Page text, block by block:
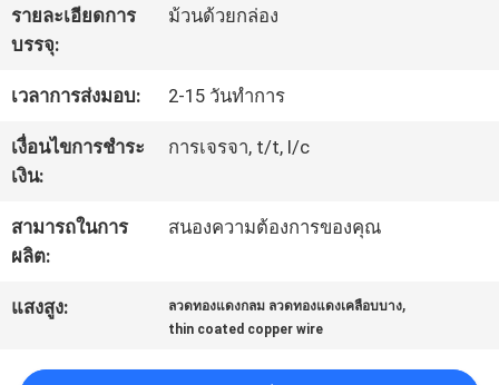
คุณภาพ
ติดต่อ
เรา
รายละเอียดการ
บรรจุ:
ม้วนด้วยกล่อง
เวลาการส่งมอบ: 2-15 วันทำการ
เงื่อนไขการชำระ
เงิน:
การเจรจา, t/t, l/c
สามารถในการ
ผลิต:
สนองความต้องการของคุณ
แสงสูง: ลวดทองแดงกลม ลวดทองแดงเคลือบบาง,
thin coated copper wire